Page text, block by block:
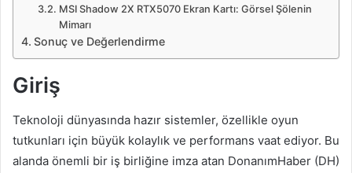
MSI Shadow 2X RTX5070 Ekran Kartı: Görsel Şölenin
Mimarı
Sonuç ve Değerlendirme
Giriş
Teknoloji dünyasında hazır sistemler, özellikle oyun
tutkunları için büyük kolaylık ve performans vaat ediyor. Bu
alanda önemli bir iş birliğine imza atan DonanımHaber (DH)